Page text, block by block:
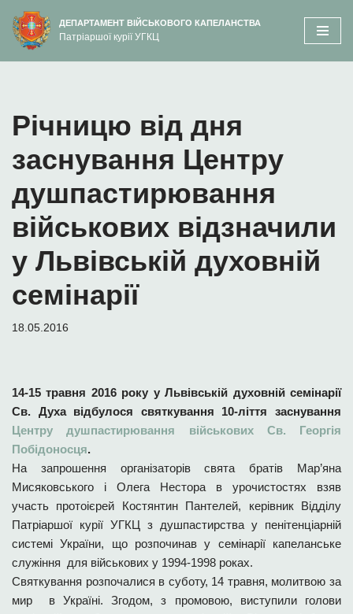
вмісту
Перейти
до
ДЕПАРТАМЕНТ ВІЙСЬКОВОГО КАПЕЛАНСТВА
Патріаршої курії УГКЦ
Річницю від дня
заснування Центру
душпастирювання
військових відзначили
у Львівській духовній
семінарії
18.05.2016
14-15 травня 2016 року у Львівській духовній семінарії
Св. Духа відбулося святкування 10-ліття заснування
Центру душпастирювання військових Св. Георгія
Побідоносця.
На запрошення організаторів свята братів Мар’яна
Мисяковського і Олега Нестора в урочистостях взяв
участь протоієрей Костянтин Пантелей, керівник Відділу
Патріаршої курії УГКЦ з душпастирства у пенітенціарній
системі України, що розпочинав у семінарії капеланське
служіння для військових у 1994-1998 роках.
Святкування розпочалися в суботу, 14 травня, молитвою за
мир в Україні. Згодом, з промовою, виступили голови